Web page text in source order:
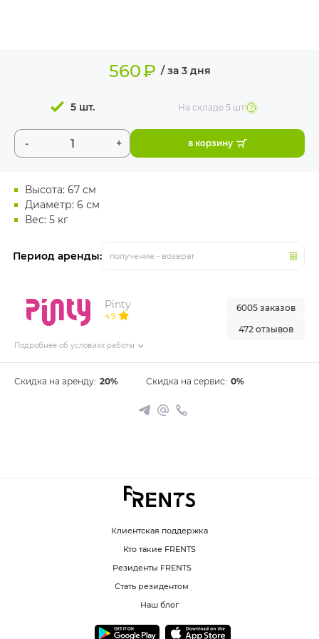
Высота: 67 см
Диаметр: 6 см
Вес: 5 кг
Период аренды: получение - возврат
560₽ / за 3 дня
- +
5 шт. На складе 5 шт
в корзину
Pinty
4.9
Подробнее об условиях работы
6005 заказов
472 отзывов
Скидка на аренду: 20% Скидка на сервис: 0%
Клиентская поддержка
Кто такие FRENTS
Резиденты FRENTS
Стать резидентом
Наш блог